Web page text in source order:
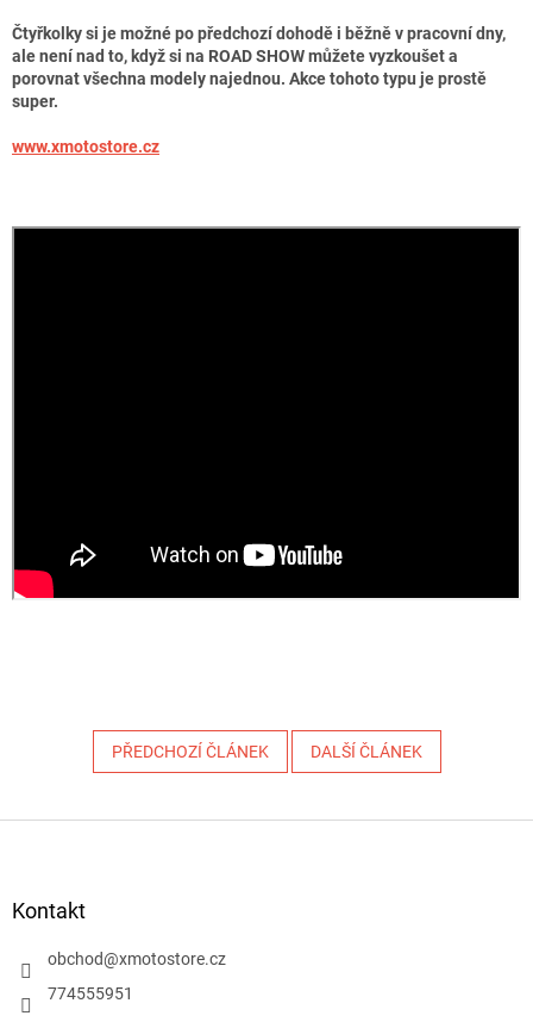
Čtyřkolky si je možné po předchozí dohodě i běžně v pracovní dny,
ale není nad to, když si na ROAD SHOW můžete vyzkoušet a
porovnat všechna modely najednou. Akce tohoto typu je prostě
super.
www.xmotostore.cz
PŘEDCHOZÍ ČLÁNEK DALŠÍ ČLÁNEK
Kontakt
obchod@xmotostore.cz
774555951